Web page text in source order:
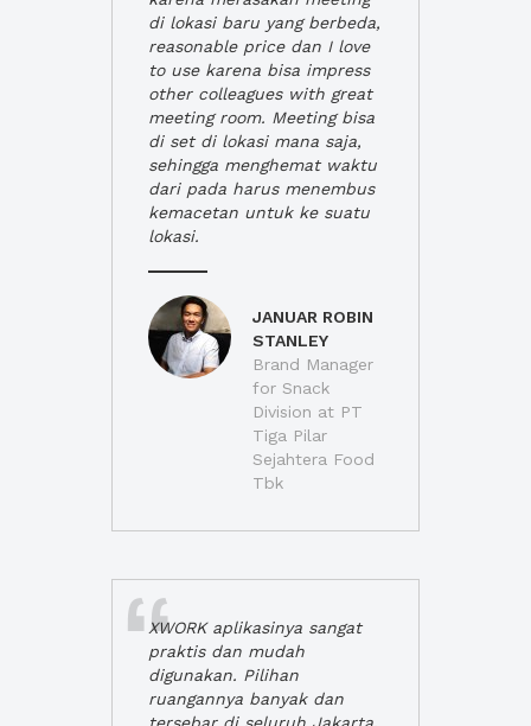
di lokasi baru yang berbeda,
reasonable price dan I love
to use karena bisa impress
other colleagues with great
meeting room. Meeting bisa
di set di lokasi mana saja,
sehingga menghemat waktu
dari pada harus menembus
kemacetan untuk ke suatu
lokasi.
JANUAR ROBIN
STANLEY
Brand Manager
for Snack
Division at PT
Tiga Pilar
Sejahtera Food
Tbk
XWORK aplikasinya sangat
praktis dan mudah
digunakan. Pilihan
ruangannya banyak dan